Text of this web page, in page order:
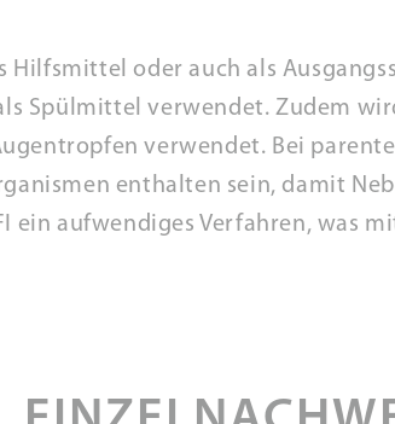
Hilfsmittel oder auch als
Spülmittel verwendet. Zudem
verwendet. Bei
enthalten sein, damit
ein aufwendiges Verfahren, was